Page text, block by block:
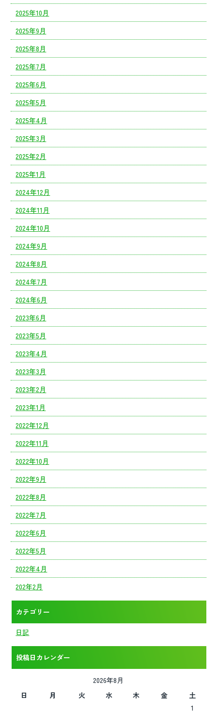
2025年10月
2025年9月
2025年8月
2025年7月
2025年6月
2025年5月
2025年4月
2025年3月
2025年2月
2025年1月
2024年12月
2024年11月
2024年10月
2024年9月
2024年8月
2024年7月
2024年6月
2023年6月
2023年5月
2023年4月
2023年3月
2023年2月
2023年1月
2022年12月
2022年11月
2022年10月
2022年9月
2022年8月
2022年7月
2022年6月
2022年5月
2022年4月
202年2月
カテゴリー
日記
投稿日カレンダー
2026年8月
日
月 火 水 木 金
土
1